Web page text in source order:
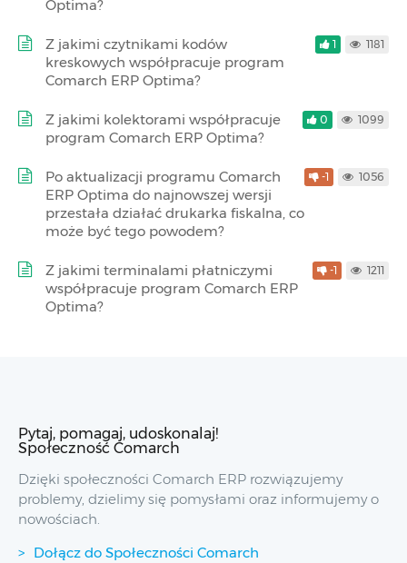
Optima?
Z jakimi czytnikami kodów
kreskowych współpracuje program
Comarch ERP Optima?
1 1181
Z jakimi kolektorami współpracuje
program Comarch ERP Optima?
0 1099
Po aktualizacji programu Comarch
ERP Optima do najnowszej wersji
przestała działać drukarka fiskalna, co
może być tego powodem?
-1 1056
Z jakimi terminalami płatniczymi
współpracuje program Comarch ERP
Optima?
-1 1211
Pytaj, pomagaj, udoskonalaj!
Społeczność Comarch
Dzięki społeczności Comarch ERP rozwiązujemy
problemy, dzielimy się pomysłami oraz informujemy o
nowościach.
Dołącz do Społeczności Comarch